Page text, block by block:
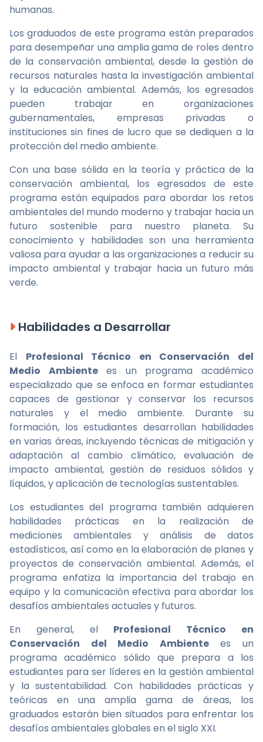
humanas.
Los graduados de este programa están preparados
para desempeñar una amplia gama de roles dentro
de la conservación ambiental, desde la gestión de
recursos naturales hasta la investigación ambiental
y la educación ambiental. Además, los egresados
pueden trabajar en organizaciones
gubernamentales, empresas privadas o
instituciones sin fines de lucro que se dediquen a la
protección del medio ambiente.
Con una base sólida en la teoría y práctica de la
conservación ambiental, los egresados de este
programa están equipados para abordar los retos
ambientales del mundo moderno y trabajar hacia un
futuro sostenible para nuestro planeta. Su
conocimiento y habilidades son una herramienta
valiosa para ayudar a las organizaciones a reducir su
impacto ambiental y trabajar hacia un futuro más
verde.
Habilidades a Desarrollar
El Profesional Técnico en Conservación del
Medio Ambientees un programa académico
especializado que se enfoca en formar estudiantes
capaces de gestionar y conservar los recursos
naturales y el medio ambiente. Durante su
formación, los estudiantes desarrollan habilidades
en varias áreas, incluyendo técnicas de mitigación y
adaptación al cambio climático, evaluación de
impacto ambiental, gestión de residuos sólidos y
líquidos, y aplicación de tecnologías sustentables.
Los estudiantes del programa también adquieren
habilidades prácticas en la realización de
mediciones ambientales y análisis de datos
estadísticos, así como en la elaboración de planes y
proyectos de conservación ambiental. Además, el
programa enfatiza la importancia del trabajo en
equipo y la comunicación efectiva para abordar los
desafíos ambientales actuales y futuros.
En general, el Profesional Técnico en
Conservación del Medio Ambientees un
programa académico sólido que prepara a los
estudiantes para ser líderes en la gestión ambiental
y la sustentabilidad. Con habilidades prácticas y
teóricas en una amplia gama de áreas, los
graduados estarán bien situados para enfrentar los
desafíos ambientales globales en el siglo XXI.